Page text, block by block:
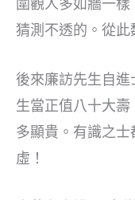
圍觀人多如牆一
猜測不透的。從此
後來廉訪先生自
生當正值八十大
多顯貴。有識之
虛！